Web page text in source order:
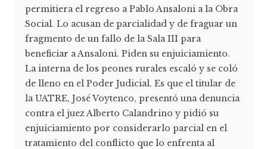
permitiera el regreso a Pablo Ansaloni a la Obra
Social. Lo acusan de parcialidad y de fraguar un
fragmento de un fallo de la Sala III para
beneficiar a Ansaloni. Piden su enjuiciamiento.
La interna de los peones rurales escaló y se coló
de lleno en el Poder Judicial. Es que el titular de
la UATRE, José Voytenco, presentó una denuncia
contra el juez Alberto Calandrino y pidió su
enjuiciamiento por considerarlo parcial en el
tratamiento del conflicto que lo enfrenta al